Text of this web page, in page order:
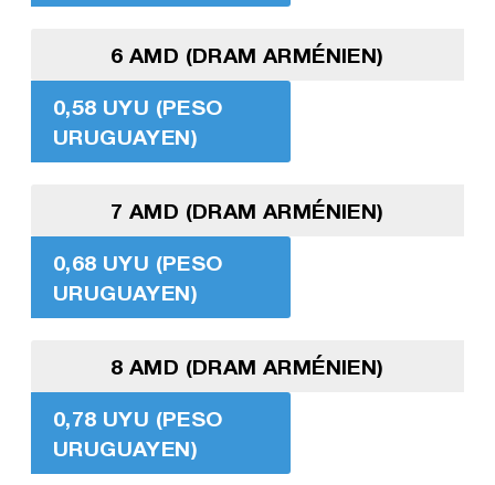
6 AMD (DRAM ARMÉNIEN)
0,58 UYU (PESO
URUGUAYEN)
7 AMD (DRAM ARMÉNIEN)
0,68 UYU (PESO
URUGUAYEN)
8 AMD (DRAM ARMÉNIEN)
0,78 UYU (PESO
URUGUAYEN)